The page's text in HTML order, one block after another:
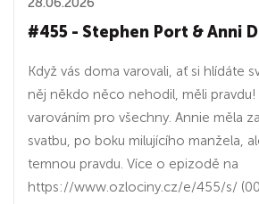
#455 - Stephen Port & Anni
Když vás doma varovali, ať si hlídáte
něj někdo něco nehodil, měli pravdu!
varováním pro všechny. Annie měla
svatbu, po boku milujícího manžela,
temnou pravdu. Více o epizodě na
https://www.ozlociny.cz/e/455/s/